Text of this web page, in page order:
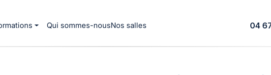
Qui sommes-nousNos salles 04